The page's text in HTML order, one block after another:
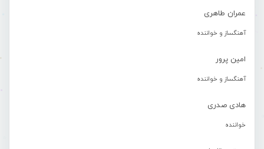
عمران طاهری
آهنگساز و خواننده
امین پرور
آهنگساز و خواننده
هادی صدری
خواننده